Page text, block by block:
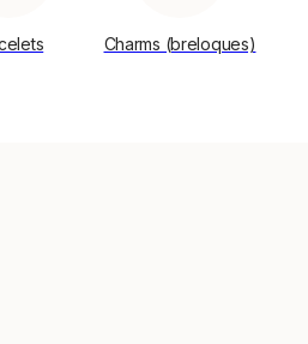
Charms (breloques)